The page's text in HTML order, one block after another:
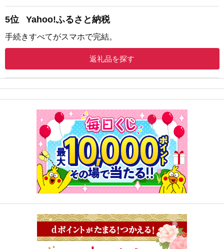
5位 Yahoo!ふるさと納税
手続きすべてがスマホで完結。
返礼品を探す